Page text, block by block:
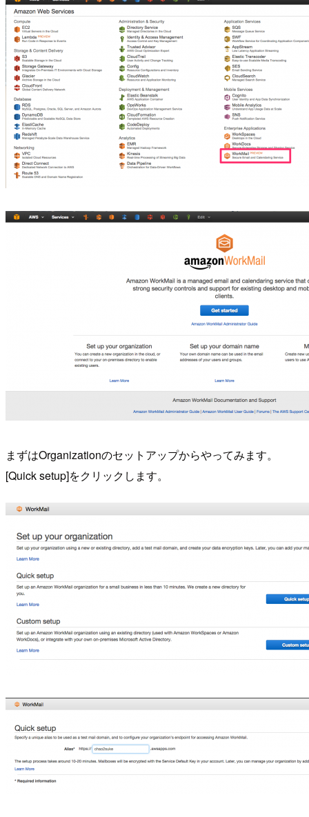
まずはOrganizationのセットアップからやってみます。
[Quick setup]をクリックします。